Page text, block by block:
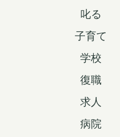
叱る
子育て
学校
復職
求人
病院